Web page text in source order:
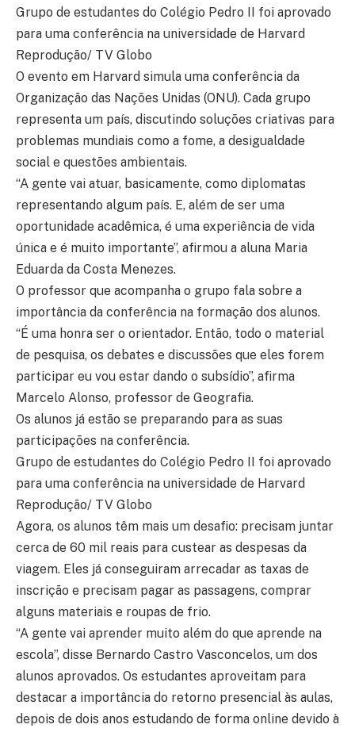
Grupo de estudantes do Colégio Pedro II foi aprovado
para uma conferência na universidade de Harvard
Reprodução/ TV Globo
O evento em Harvard simula uma conferência da
Organização das Nações Unidas (ONU). Cada grupo
representa um país, discutindo soluções criativas para
problemas mundiais como a fome, a desigualdade
social e questões ambientais.
“A gente vai atuar, basicamente, como diplomatas
representando algum país. E, além de ser uma
oportunidade acadêmica, é uma experiência de vida
única e é muito importante”, afirmou a aluna Maria
Eduarda da Costa Menezes.
O professor que acompanha o grupo fala sobre a
importância da conferência na formação dos alunos.
“É uma honra ser o orientador. Então, todo o material
de pesquisa, os debates e discussões que eles forem
participar eu vou estar dando o subsídio”, afirma
Marcelo Alonso, professor de Geografia.
Os alunos já estão se preparando para as suas
participações na conferência.
Grupo de estudantes do Colégio Pedro II foi aprovado
para uma conferência na universidade de Harvard
Reprodução/ TV Globo
Agora, os alunos têm mais um desafio: precisam juntar
cerca de 60 mil reais para custear as despesas da
viagem. Eles já conseguiram arrecadar as taxas de
inscrição e precisam pagar as passagens, comprar
alguns materiais e roupas de frio.
“A gente vai aprender muito além do que aprende na
escola”, disse Bernardo Castro Vasconcelos, um dos
alunos aprovados. Os estudantes aproveitam para
destacar a importância do retorno presencial às aulas,
depois de dois anos estudando de forma online devido à